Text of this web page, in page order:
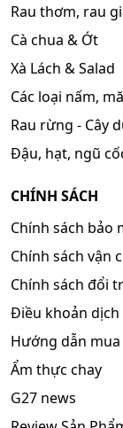
Rau thơm, rau
Cà chua & Ớt
Xà Lách & Salad
Các loại nấm,
Rau rừng - Cây
Đậu, hạt, ngũ
CHÍNH SÁCH
Chính sách bảo
Chính sách vận
Chính sách đổi
Điều khoản dịch
Hướng dẫn
Ẩm thực chay
G27 news